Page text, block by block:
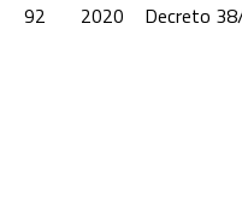
92
2020 Decreto